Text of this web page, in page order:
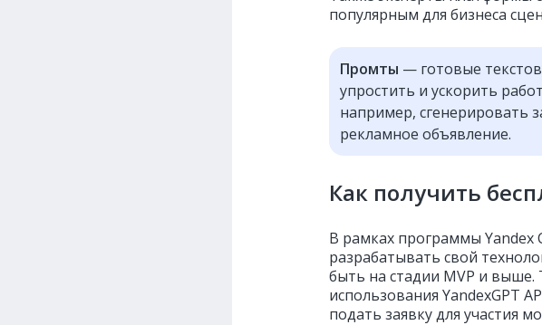
популярным для бизнеса
Промты — готовые
упростить и ускорить
например, сгенерировать
рекламное объявление.
Как получить
В рамках программы Yandex
разрабатывать свой
быть на стадии MVP и выше.
использования YandexGPT
подать заявку для участия